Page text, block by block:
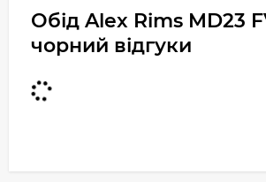
Обід Alex Rims MD23
чорний відгуки